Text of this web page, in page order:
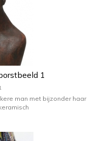
1
man met bijzonder haar